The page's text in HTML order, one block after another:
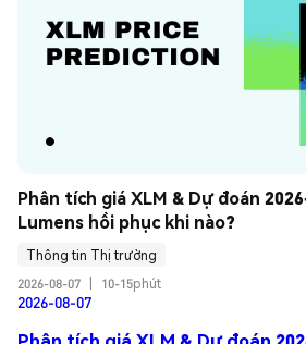
Phân tích giá XLM & Dự đoán
Lumens hồi phục khi nào?
Thông tin Thị trường
2026-08-07
10-15phút
2026-08-07